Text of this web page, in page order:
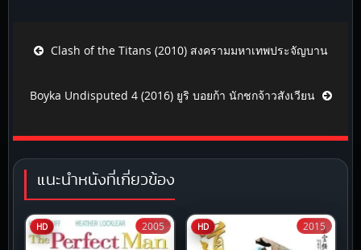
Post navigation
Clash of the Titans (2010) สงครามมหาเทพประจัญบาน
Boyka Undisputed 4 (2016) ยูริ บอยก้า นักชกจ้าวสังเวียน
แนะนำหนังที่เกี่ยวข้อง
HD 2005 HD 2015